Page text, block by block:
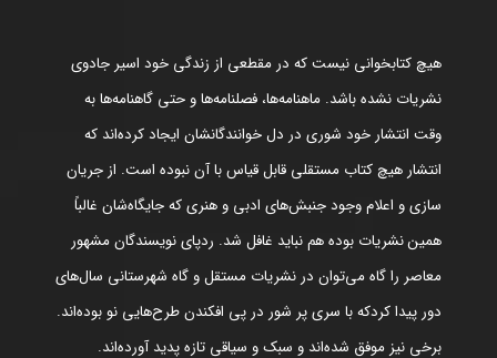
هیچ کتابخوانی نیست که در مقطعی از زندگی خود اسیر جادوی
نشریات نشده باشد. ماهنامه‌ها، فصلنامه‌ها و حتی گاهنامه‌ها به
وقت انتشار خود شوری در دل خوانندگانشان ایجاد کرده‌اند که
انتشار هیچ کتاب مستقلی قابل قیاس با آن نبوده است. از جریان
سازی و اعلام وجود جنبش‌های ادبی و هنری که جایگاه‌شان غالباً
همین نشریات بوده هم نباید غافل شد. ردپای نویسندگان مشهور
معاصر را گاه می‌توان در نشریات مستقل و گاه شهرستانی سال‌های
دور پیدا کردکه با سری پر شور در پی افکندن طرح‌هایی نو بوده‌اند.
برخی نیز موفق شده‌اند و سبک و سیاقی تازه پدید آورده‌اند.